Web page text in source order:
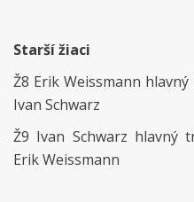
Starší žiaci
Ž8 Erik Weissmann
Ivan Schwarz
Ž9 Ivan Schwarz hlavný
Erik Weissmann